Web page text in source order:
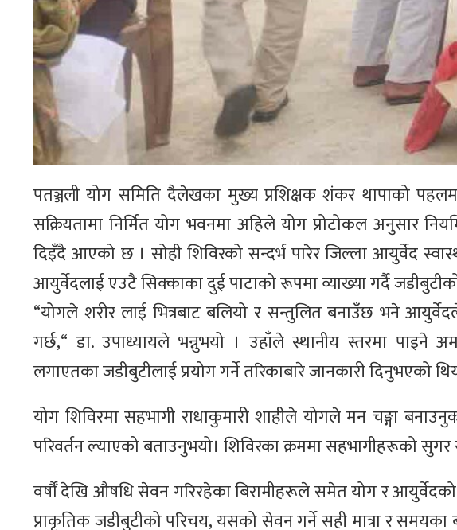
पतञ्जली योग समिति दैलेखका मुख्य प्रशिक्षक शंकर थापाको
सक्रियतामा निर्मित योग भवनमा अहिले योग प्रोटोकल अनुसार
दिइँदै आएको छ । सोही शिविरको सन्दर्भ पारेर जिल्ला आयुर्वेद
आयुर्वेदलाई एउटै सिक्काका दुई पाटाको रूपमा व्याख्या गर्दै
“योगले शरीर लाई भित्रबाट बलियो र सन्तुलित बनाउँछ भने
गर्छ,“ डा. उपाध्यायले भन्नुभयो । उहाँले स्थानीय स्तरमा पाइने
लगाएतका जडीबुटीलाई प्रयोग गर्ने तरिकाबारे जानकारी दिनुभएको
योग शिविरमा सहभागी राधाकुमारी शाहीले योगले मन चङ्गा
परिवर्तन ल्याएको बताउनुभयो। शिविरका क्रममा सहभागीहरूको
वर्षौँ देखि औषधि सेवन गरिरहेका बिरामीहरूले समेत योग र
प्राकृतिक जडीबुटीको परिचय, यसको सेवन गर्ने सही मात्रा र